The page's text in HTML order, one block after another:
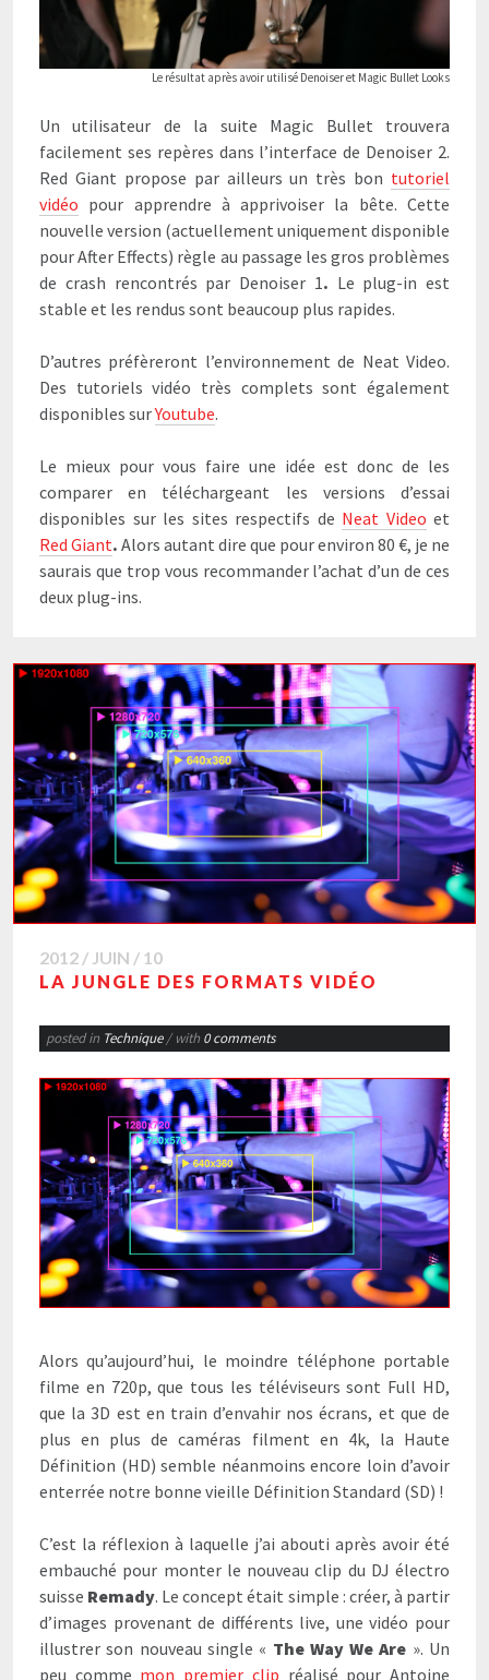
Le résultat après avoir utilisé Denoiser et Magic Bullet Looks
Un utilisateur de la suite Magic Bullet trouvera
facilement ses repères dans l’interface de Denoiser 2.
Red Giant propose par ailleurs un très bon tutoriel
vidéo pour apprendre à apprivoiser la bête. Cette
nouvelle version (actuellement uniquement disponible
pour After Effects) règle au passage les gros problèmes
de crash rencontrés par Denoiser 1. Le plug-in est
stable et les rendus sont beaucoup plus rapides.
D’autres préfèreront l’environnement de Neat Video.
Des tutoriels vidéo très complets sont également
disponibles surYoutube.
Le mieux pour vous faire une idée est donc de les
comparer en téléchargeant les versions d’essai
disponibles sur les sites respectifs de Neat Video et
Red Giant. Alors autant dire que pour environ 80 €, je ne
saurais que trop vous recommander l’achat d’un de ces
deux plug-ins.
2012 / JUIN / 10
LA JUNGLE DES FORMATS VIDÉO
posted in Technique / with 0 comments
Alors qu’aujourd’hui, le moindre téléphone portable
filme en 720p, que tous les téléviseurs sont Full HD,
que la 3D est en train d’envahir nos écrans, et que de
plus en plus de caméras filment en 4k, la Haute
Définition (HD) semble néanmoins encore loin d’avoir
enterrée notre bonne vieille Définition Standard (SD) !
C’est la réflexion à laquelle j’ai abouti après avoir été
embauché pour monter le nouveau clip du DJ électro
suisse Remady. Le concept était simple : créer, à partir
d’images provenant de différents live, une vidéo pour
illustrer son nouveau single « The Way We Are ». Un
peu comme mon premier clip réalisé pour Antoine